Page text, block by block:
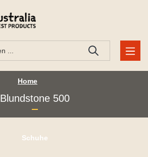
Home
Blundstone 500
Schuhe